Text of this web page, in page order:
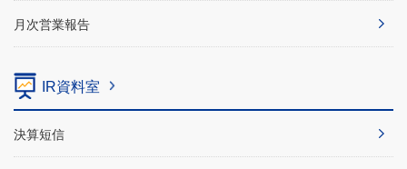
月次営業報告
IR資料室
決算短信